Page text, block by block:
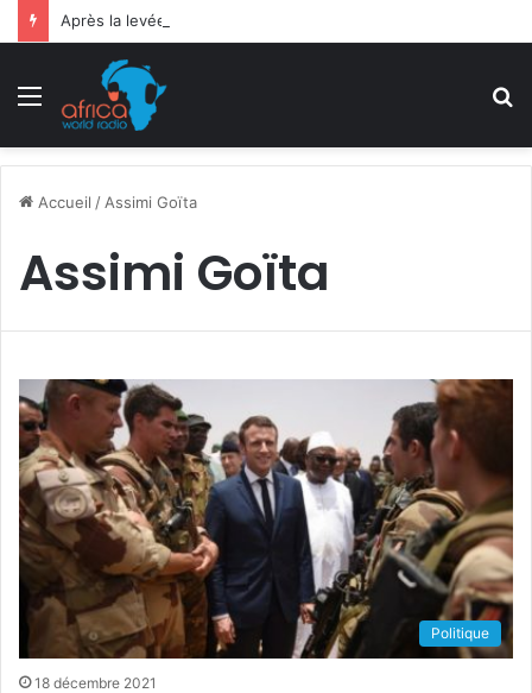
Menu
Accueil / Assimi Goïta
Assimi Goïta
Politique
18 décembre 2021